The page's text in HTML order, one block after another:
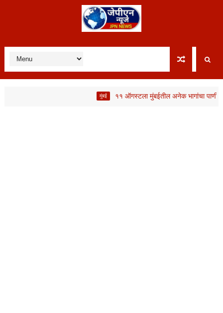
११ ऑगस्टला मुंबईतील अनेक भागांचा पाणीपुरवठा